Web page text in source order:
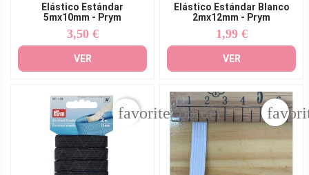
Elástico Estándar
5mx10mm - Prym
Precio
3,50 €
VER
Elástico Estándar Blanco
2mx12mm - Prym
Precio
1,99 €
VER
favorite_border